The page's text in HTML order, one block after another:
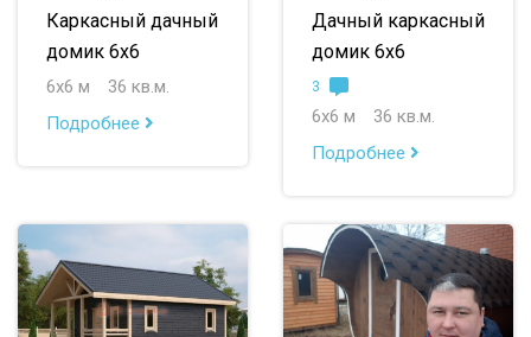
до 50 м
до 150 м
По опциям:
с балконом с верандой с террасой
Каркасный дачный
домик 6х6
6х6 м
36 кв.м.
Подробнее
Дачный каркасный
домик 6х6
3
6х6 м
36 кв.м.
Подробнее